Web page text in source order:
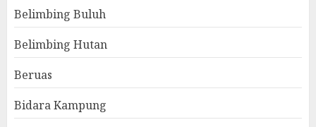
Belimbing Buluh
Belimbing Hutan
Beruas
Bidara Kampung